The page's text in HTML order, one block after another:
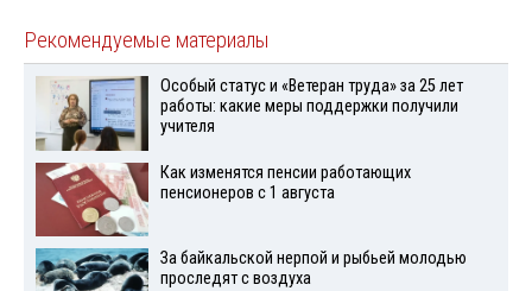
Рекомендуемые материалы
Особый статус и «Ветеран труда» за 25 лет
работы: какие меры поддержки получили
учителя
Как изменятся пенсии работающих
пенсионеров с 1 августа
За байкальской нерпой и рыбьей молодью
проследят с воздуха